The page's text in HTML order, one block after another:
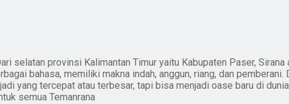
selatan provinsi Kalimantan Timur yaitu Kabupaten Paser,
bahasa, memiliki makna indah, anggun, riang, dan
yang tercepat atau terbesar, tapi bisa menjadi oase baru di
semua Temanrana